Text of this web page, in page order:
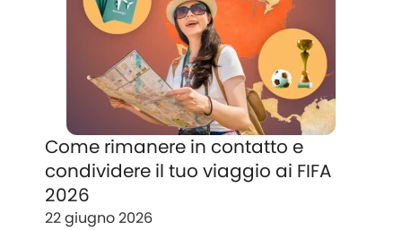
Come rimanere in contatto e
condividere il tuo viaggio ai FIFA
2026
22 giugno 2026